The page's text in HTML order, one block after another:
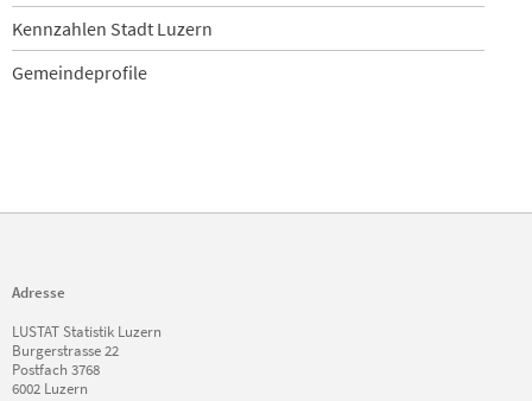
Kennzahlen Stadt Luzern
Gemeindeprofile
Adresse
LUSTAT Statistik Luzern
Burgerstrasse 22
Postfach 3768
6002 Luzern